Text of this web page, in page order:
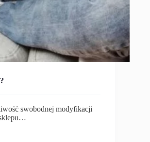
swobodnej modyfikacji
sklepu…